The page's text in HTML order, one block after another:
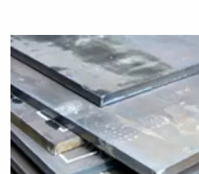
50Х
65Г
80С
D40S